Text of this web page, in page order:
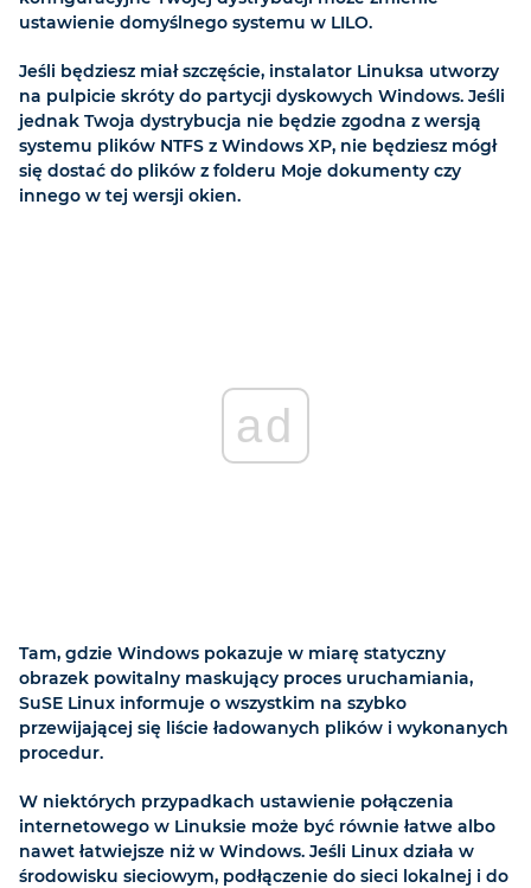
ustawienie domyślnego systemu w LILO.
Jeśli będziesz miał szczęście, instalator Linuksa utworzy
na pulpicie skróty do partycji dyskowych Windows. Jeśli
jednak Twoja dystrybucja nie będzie zgodna z wersją
systemu plików NTFS z Windows XP, nie będziesz mógł
się dostać do plików z folderu Moje dokumenty czy
innego w tej wersji okien.
ad
Tam, gdzie Windows pokazuje w miarę statyczny
obrazek powitalny maskujący proces uruchamiania,
SuSE Linux informuje o wszystkim na szybko
przewijającej się liście ładowanych plików i wykonanych
procedur.
W niektórych przypadkach ustawienie połączenia
internetowego w Linuksie może być równie łatwe albo
nawet łatwiejsze niż w Windows. Jeśli Linux działa w
środowisku sieciowym, podłączenie do sieci lokalnej i do